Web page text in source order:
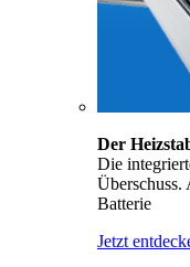
Der
Die
Überschuss.
Batterie
Jetzt